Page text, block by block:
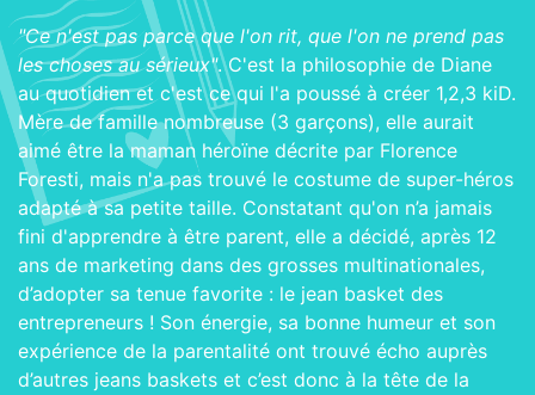
"Ce n'est pas parce que l'on rit, que l'on ne prend pas
les choses au sérieux". C'est la philosophie de Diane
au quotidien et c'est ce qui l'a poussé à créer 1,2,3 kiD.
Mère de famille nombreuse (3 garçons), elle aurait
aimé être la maman héroïne décrite par Florence
Foresti, mais n'a pas trouvé le costume de super-héros
adapté à sa petite taille. Constatant qu'on n’a jamais
fini d'apprendre à être parent, elle a décidé, après 12
ans de marketing dans des grosses multinationales,
d’adopter sa tenue favorite : le jean basket des
entrepreneurs ! Son énergie, sa bonne humeur et son
expérience de la parentalité ont trouvé écho auprès
d’autres jeans baskets et c’est donc à la tête de la